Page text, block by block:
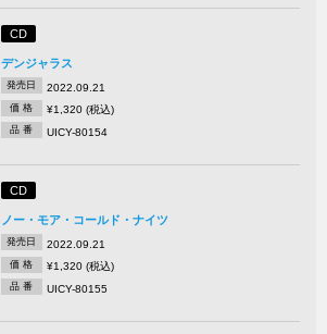
CD
デンジャラス
発売日 2022.09.21
価 格 ¥1,320 (税込)
品 番 UICY-80154
CD
ノー・モア・コールド・ナイツ
発売日 2022.09.21
価 格 ¥1,320 (税込)
品 番 UICY-80155